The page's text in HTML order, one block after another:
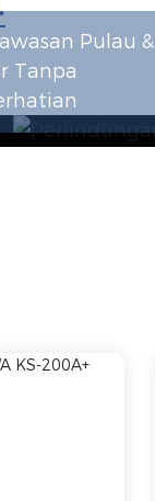
Pulau &
Tanpa